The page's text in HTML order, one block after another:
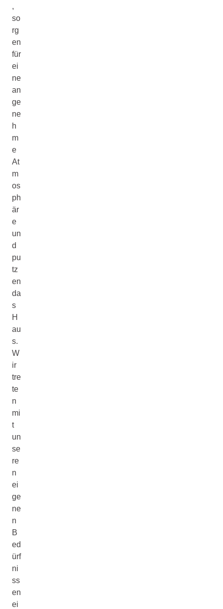
,
so
rg
en
für
ei
ne
an
ge
ne
h
m
e
At
m
os
ph
är
e
un
d
pu
tz
en
da
s
H
au
s.
W
ir
tre
te
n
mi
t
un
se
re
n
ei
ge
ne
n
B
ed
ürf
ni
ss
en
ei